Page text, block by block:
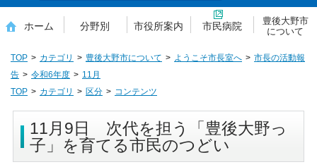
ホーム 分野別 市役所案内 市民病院
豊後大野市
について
TOP カテゴリ 豊後大野市について ようこそ市長室へ
市長の活動報
告
令和6年度
11月
TOP
カテゴリ 区分 コンテンツ
11月9日 次代を担う「豊後大野っ
子」を育てる市民のつどい